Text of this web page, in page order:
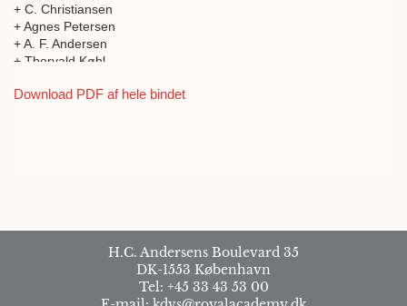
+ C. Christiansen
+ Agnes Petersen
+ A. F. Andersen
+ Thorvald Køhl
Download PDF af hele bindet
H.C. Andersens Boulevard 35
DK-1553 København
Tel: +45 33 43 53 00